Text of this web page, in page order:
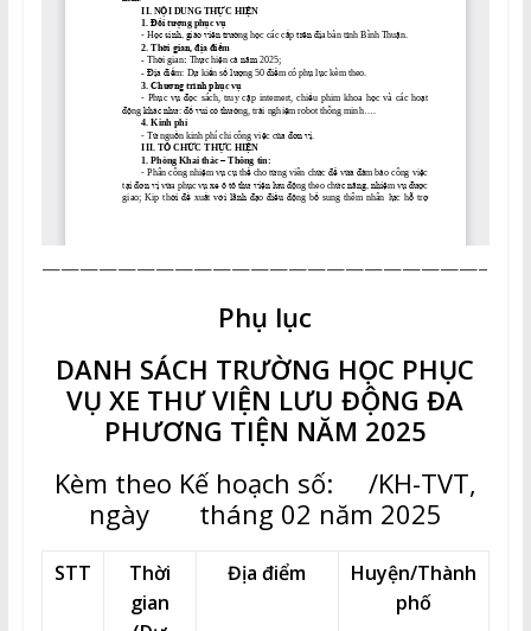
———————————————————————–
Phụ lục
DANH SÁCH TRƯỜNG HỌC PHỤC
VỤ XE THƯ VIỆN LƯU ĐỘNG ĐA
PHƯƠNG TIỆN NĂM 2025
Kèm theo Kế hoạch số: /KH-TVT,
ngày tháng 02 năm 2025
STT
Thời
gian
Địa điểm
Huyện/Thành
phố